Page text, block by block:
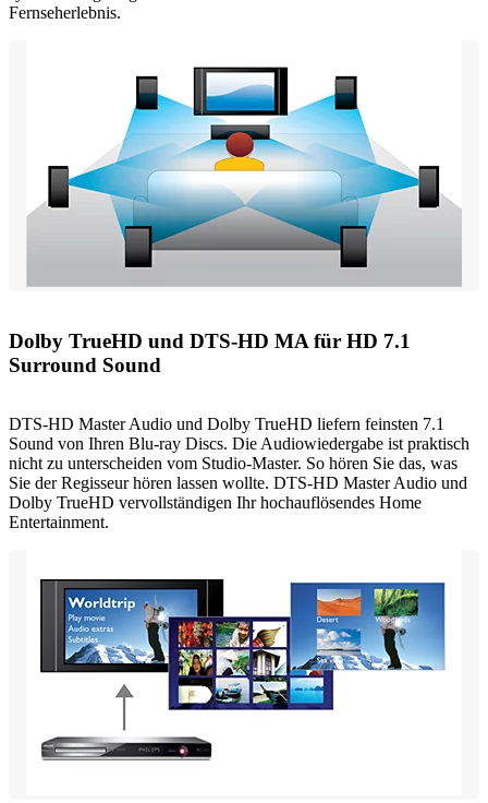
Fernseherlebnis.
Dolby TrueHD und DTS-HD MA für HD 7.1
Surround Sound
DTS-HD Master Audio und Dolby TrueHD liefern feinsten 7.1
Sound von Ihren Blu-ray Discs. Die Audiowiedergabe ist praktisch
nicht zu unterscheiden vom Studio-Master. So hören Sie das, was
Sie der Regisseur hören lassen wollte. DTS-HD Master Audio und
Dolby TrueHD vervollständigen Ihr hochauflösendes Home
Entertainment.